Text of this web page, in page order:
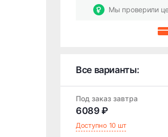
Мы проверили
Все варианты:
Под заказ завтра
6089 ₽
Доступно 10 шт